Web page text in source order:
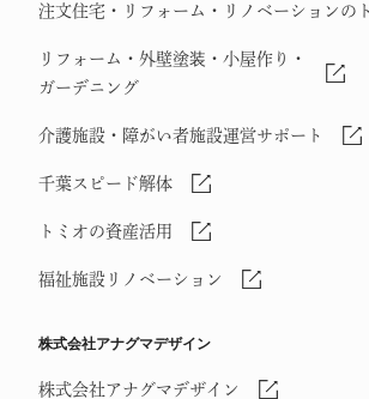
注文住宅・リフォーム・リノベーションの
リフォーム・外壁塗装・小屋作り・
ガーデニング
介護施設・障がい者施設運営サポート
千葉スピード解体
トミオの資産活用
福祉施設リノベーション
株式会社アナグマデザイン
株式会社アナグマデザイン